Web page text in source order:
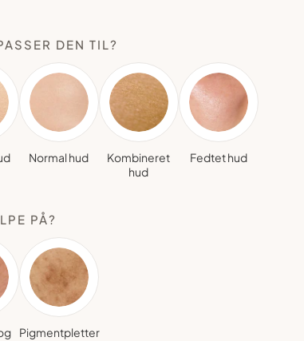
DEN TIL?
Normal hud
Kombineret
hud
Fedtet hud
PÅ?
Pigmentpletter